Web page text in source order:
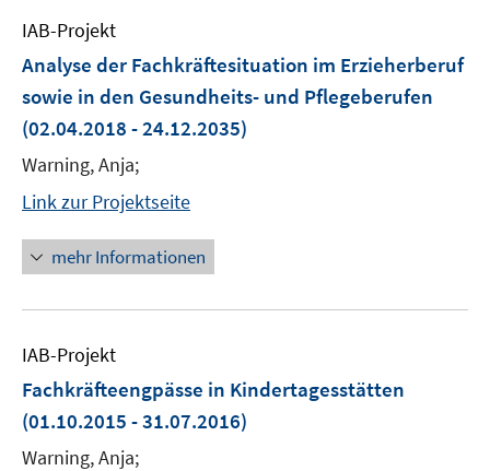
IAB-Projekt
Analyse der Fachkräftesituation im Erzieherberuf
sowie in den Gesundheits- und Pflegeberufen
(02.04.2018 - 24.12.2035)
Warning, Anja;
Link zur Projektseite
mehr Informationen
IAB-Projekt
Fachkräfteengpässe in Kindertagesstätten
(01.10.2015 - 31.07.2016)
Warning, Anja;